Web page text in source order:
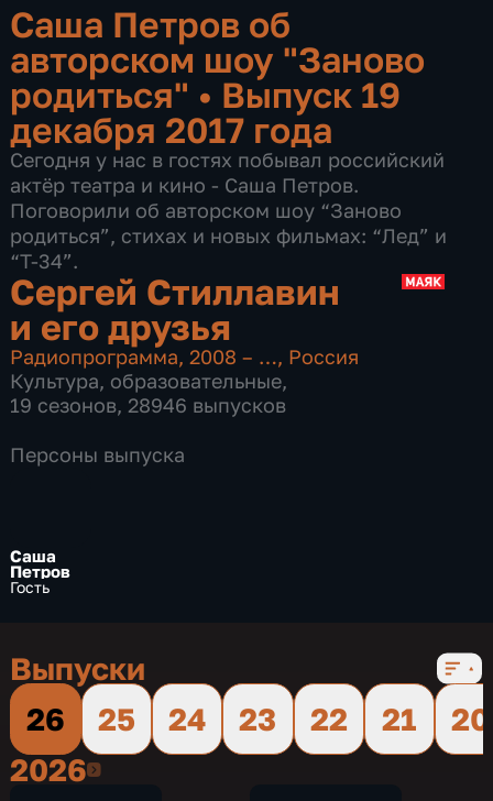
Саша Петров об
авторском шоу "Заново
родиться" • Выпуск 19
декабря 2017 года
Сегодня у нас в гостях побывал российский
актёр театра и кино - Саша Петров.
Поговорили об авторском шоу “Заново
родиться”, стихах и новых фильмах: “Лед” и
“Т-34”.
Сергей Стиллавин
и его друзья
Радиопрограмма,2008 – …, Россия
Культура, образовательные,
19 сезонов, 28946 выпусков
Персоны выпуска
Саша
Петров
Гость
Выпуски
26
25 24 23 22 21
20
20262026